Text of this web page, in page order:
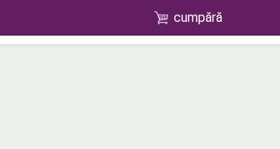
cumpără